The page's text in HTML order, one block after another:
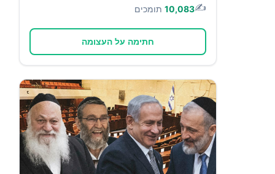
✍️
10,083 תומכים
חתימה על העצומה